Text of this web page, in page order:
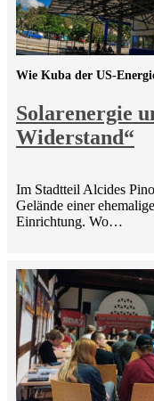
Solarenergie
Widerstand“
Wie Kuba der US-
Im Stadtteil Alcides
Gelände einer
Einrichtung. Wo…